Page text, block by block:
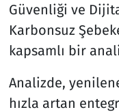
Güvenliği ve
Karbonsuz
kapsamlı bir
Analizde,
hızla artan
Televizyon